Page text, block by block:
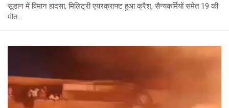
सूडान में विमान हादसा, मिलिट्री एयरक्राफ्ट हुआ क्रैश, सैन्यकर्मियों समेत 19 की
मौत…